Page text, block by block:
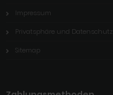
Impressum
Privatsphäre und Datenschutz
Sitemap